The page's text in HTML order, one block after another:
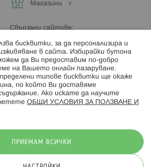
Магазини
Свързани сайтове:
Hippoland.ro
Последвайте ни:
бисквитки, за да персонализира и
в сайта. Избирайки бутона
да Ви предоставим по-добро
на Вашето онлайн пазаруване.
типове бисквитки ще окаже
по който Ви доставяме
Ако искате да научите
ОБЩИ УСЛОВИЯ ЗА ПОЛЗВАНЕ И
ПРИЕМАМ ВСИЧКИ